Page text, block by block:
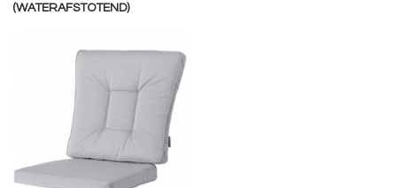
(WATERAFSTOTEND)